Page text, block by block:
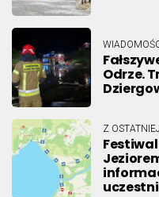
Odrze.
Z